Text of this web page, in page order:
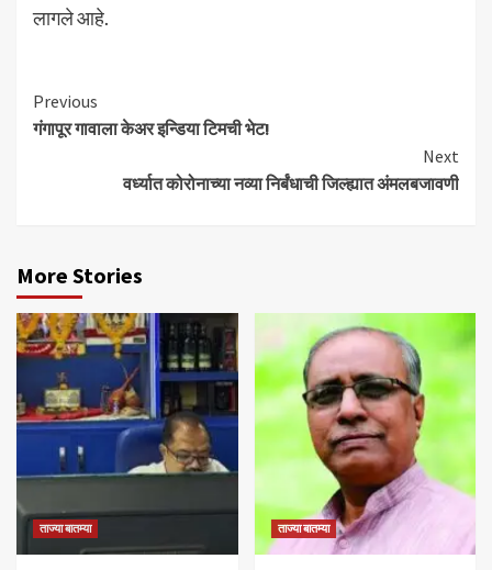
लागले आहे.
Continue
Reading
Previous
गंगापूर गावाला केअर इन्डिया टिमची भेट!
Next
वर्ध्यात कोरोनाच्या नव्या निर्बंधाची जिल्ह्यात अंमलबजावणी
More Stories
ताज्या बातम्या ताज्या बातम्या